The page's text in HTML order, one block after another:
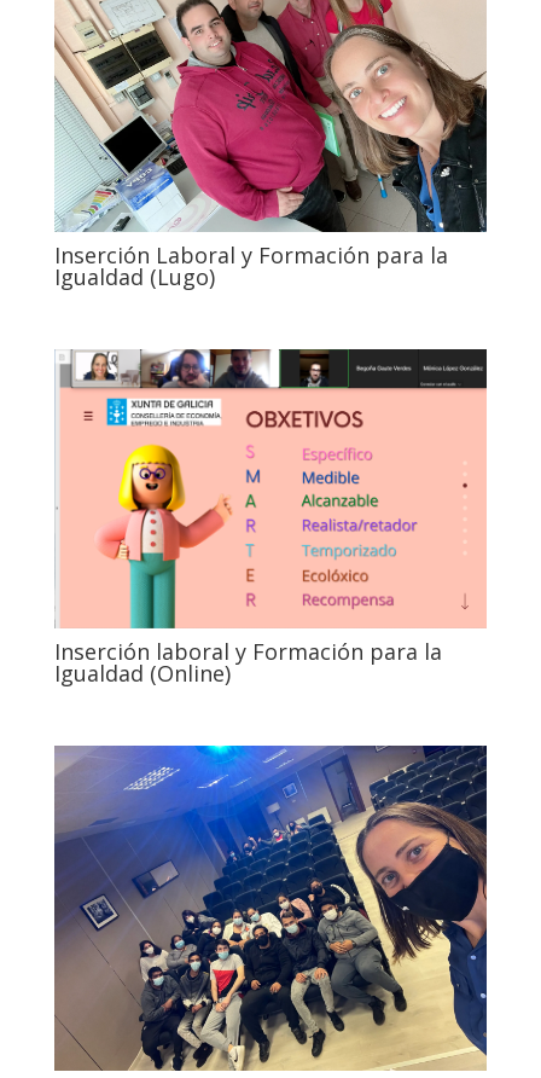
Inserción Laboral y Formación para la
Igualdad (Lugo)
Inserción laboral y Formación para la
Igualdad (Online)